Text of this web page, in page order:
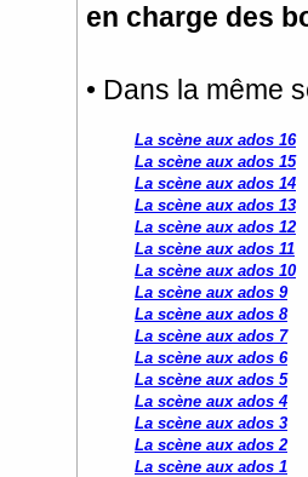
en charge des
• Dans la même
La scène aux ados 16
La scène aux ados 15
La scène aux ados 14
La scène aux ados 13
La scène aux ados 12
La scène aux ados 11
La scène aux ados 10
La scène aux ados 9
La scène aux ados 8
La scène aux ados 7
La scène aux ados 6
La scène aux ados 5
La scène aux ados 4
La scène aux ados 3
La scène aux ados 2
La scène aux ados 1